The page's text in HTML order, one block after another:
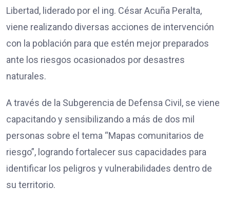
Libertad, liderado por el ing. César Acuña Peralta,
viene realizando diversas acciones de intervención
con la población para que estén mejor preparados
ante los riesgos ocasionados por desastres
naturales.
A través de la Subgerencia de Defensa Civil, se viene
capacitando y sensibilizando a más de dos mil
personas sobre el tema “Mapas comunitarios de
riesgo”, logrando fortalecer sus capacidades para
identificar los peligros y vulnerabilidades dentro de
su territorio.